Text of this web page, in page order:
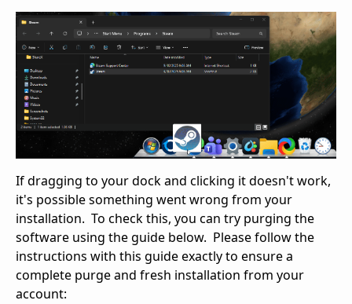
If dragging to your dock and clicking it doesn't work,
it's possible something went wrong from your
installation. To check this, you can try purging the
software using the guide below. Please follow the
instructions with this guide exactly to ensure a
complete purge and fresh installation from your
account: